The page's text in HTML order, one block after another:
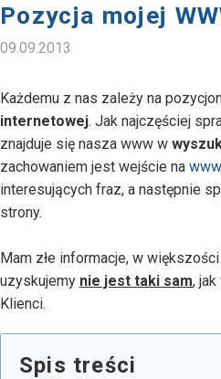
Pozycja mojej
09.09.2013
Każdemu z nas zależy na
internetowej. Jak najczęściej
znajduje się nasza www w
zachowaniem jest wejście na
interesujących fraz, a następnie
strony.
Mam złe informacje, w
uzyskujemy nie jest taki sam,
Klienci.
Spis treści